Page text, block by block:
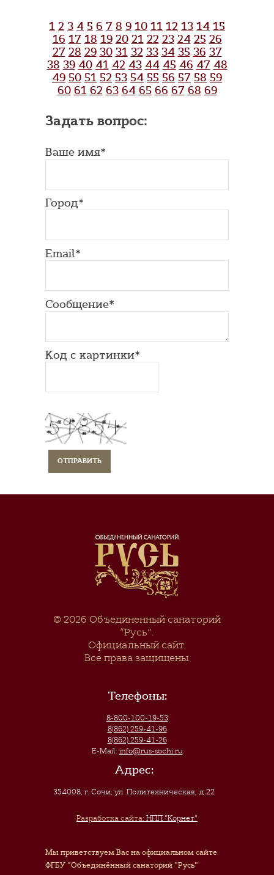
1 2 3 4 5 6 7 8 9 10 11 12 13 14 15
16 17 18 19 20 21 22 23 24 25 26
27 28 29 30 31 32 33 34 35 36 37
38 39 40 41 42 43 44 45 46 47 48
49 50 51 52 53 54 55 56 57 58 59
60 61 62 63 64 65 66 67 68 69
Задать вопрос:
Ваше имя*
Город*
Email*
Сообщение*
Код с картинки*
© 2026 Объединенный санаторий
“Русь”.
Официальный сайт.
Все права защищены.
Телефоны:
8-800-100-19-53
8(862) 259-41-96
8(862) 259-41-26
E-Mail: info@rus-sochi.ru
Адрес:
354008, г. Сочи,ул. Политехническая, д.22
Разработка сайта: НПП "Корнет"
Мы приветствуем Вас на официальном сайте
ФГБУ "Объединённый санаторий "Русь"